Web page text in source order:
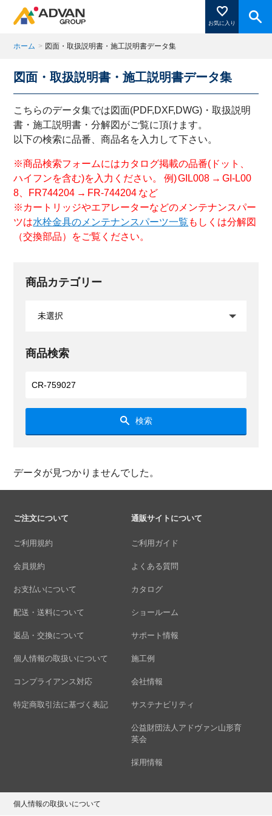
お気に入り
商品ページにある「お気に入り登録」を押すと登録した
商品がここに表示されます。
ホーム > 図面・取扱説明書・施工説明書データ集
図面・取扱説明書・施工説明書データ集
こちらのデータ集では図面(PDF,DXF,DWG)・取扱説明
書・施工説明書・分解図がご覧に頂けます。
以下の検索に品番、商品名を入力して下さい。
※商品検索フォームにはカタログ掲載の品番(ドット、
ハイフンを含む)を入力ください。 例) GIL008 → GI-L00
8、FR744204 → FR-744204 など
※カートリッジやエアレーターなどのメンテナンスパー
ツは水栓金具のメンテナンスパーツ一覧 もしくは分解図
（交換部品）をご覧ください。
商品カテゴリー
商品検索
検索
データが見つかりませんでした。
ご注文について
ご利用規約
会員規約
お支払いについて
配送・送料について
返品・交換について
個人情報の取扱いについて
コンプライアンス対応
特定商取引法に基づく表記
通販サイトについて
ご利用ガイド
よくある質問
カタログ
ショールーム
サポート情報
施工例
会社情報
サステナビリティ
公益財団法人アドヴァン山形育
英会
採用情報
個人情報の取扱いについて